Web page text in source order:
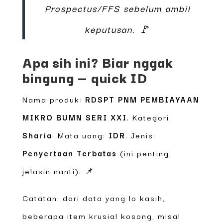
Prospectus/FFSsebelum ambil
keputusan. 🚩
Apa sih ini? Biar nggak
bingung — quick ID
Nama produk: RDSPT PNM PEMBIAYAAN
MIKRO BUMN SERI XXI. Kategori:
Sharia. Mata uang: IDR. Jenis:
Penyertaan Terbatas (ini penting,
jelasin nanti). 📌
Catatan: dari data yang lo kasih,
beberapa item krusial kosong, misal